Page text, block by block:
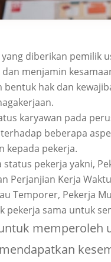
diberikan pemilik
menjamin
bentuk hak dan
karyawan pada
beberapa
kepada pekerja.
pekerja yakni,
Perjanjian Kerja
Temporer, Pekerja
pekerja sama untuk
memperoleh